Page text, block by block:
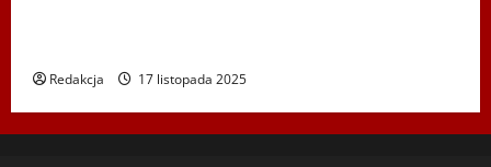
Redakcja 17 listopada 2025